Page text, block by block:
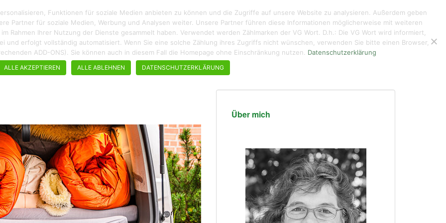
ROADTRIPS WANDERN STÄDTEBUMMEL REZEPTE KUNTERBUNTES ÜBER MICH DE/EN KONTAKT
Über mich
Funktionen für soziale Medien anbieten zu können und die Zugriffe auf unsere Website zu analysieren. Außerdem geben
Partner für soziale Medien, Werbung und Analysen weiter. Unsere Partner führen diese Informationen möglicherweise mit weiteren
Rahmen Ihrer Nutzung der Dienste gesammelt haben. Verwendet werden Zählmarken der VG Wort. D.h.: Die VG Wort wird informiert,
erfolgt vollständig automatisiert. Wenn Sie eine solche Zählung ihres Zugriffs nicht wünschen, verwenden Sie bitte einen Browser,
ADD-ONS). Sie können auch in diesem Fall die Homepage ohne Einschränkung nutzen. Datenschutzerklärung
ALLE AKZEPTIEREN ALLE ABLEHNEN DATENSCHUTZERKLÄRUNG